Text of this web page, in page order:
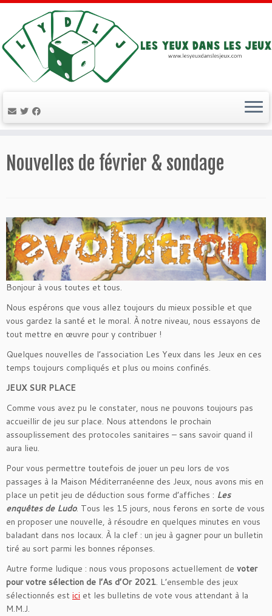
au
contenu
Nouvelles de février & sondage
Bonjour à vous toutes et tous.
Nous espérons que vous allez toujours du mieux possible et que
vous gardez la santé et le moral. À notre niveau, nous essayons de
tout mettre en œuvre pour y contribuer !
Quelques nouvelles de l’association Les Yeux dans les Jeux en ces
temps toujours compliqués et plus ou moins confinés.
JEUX SUR PLACE
Comme vous avez pu le constater, nous ne pouvons toujours pas
accueillir de jeu sur place. Nous attendons le prochain
assouplissement des protocoles sanitaires – sans savoir quand il
aura lieu.
Pour vous permettre toutefois de jouer un peu lors de vos
passages à la Maison Méditerranéenne des Jeux, nous avons mis en
place un petit jeu de déduction sous forme d’affiches : Les
enquêtes de Ludo. Tous les 15 jours, nous ferons en sorte de vous
en proposer une nouvelle, à résoudre en quelques minutes en vous
baladant dans nos locaux. À la clef : un jeu à gagner pour un bulletin
tiré au sort parmi les bonnes réponses.
Autre forme ludique : nous vous proposons actuellement de voter
pour votre sélection de l’As d’Or 2021. L’ensemble des jeux
sélectionnés est ici et les bulletins de vote vous attendant à la
M.M.J.